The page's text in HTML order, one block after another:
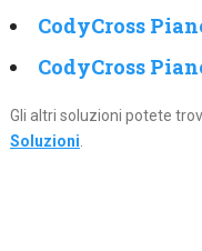
CodyCross
CodyCross
Gli altri soluzioni potete
Soluzioni.